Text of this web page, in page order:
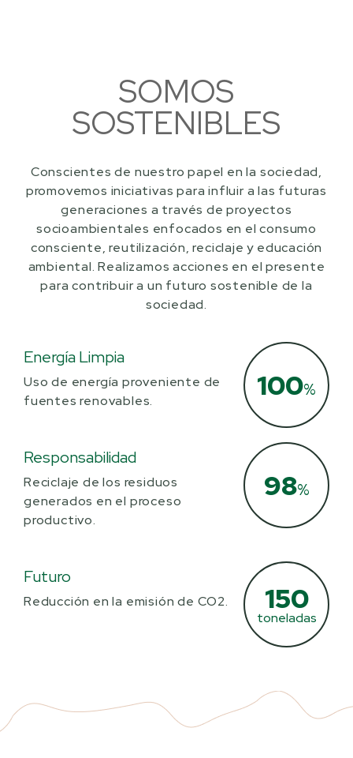
SOMOS
SOSTENIBLES
Conscientes de nuestro papel en la sociedad,
promovemos iniciativas para influir a las futuras
generaciones a través de proyectos
socioambientales enfocados en el consumo
consciente, reutilización, reciclaje y educación
ambiental. Realizamos acciones en el presente
para contribuir a un futuro sostenible de la
sociedad.
100%
Energía Limpia
Uso de energía proveniente de
fuentes renovables.
98%
Responsabilidad
Reciclaje de los residuos
generados en el proceso
productivo.
150
toneladas
Futuro
Reducción en la emisión de CO2.